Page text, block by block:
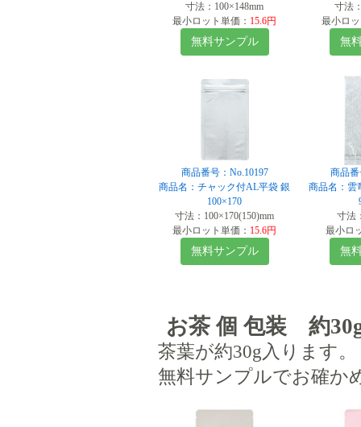
寸法：100×148mm
最小ロット単価： 15.6円
無料サンプル
寸法
最小ロ
無
商品番号：No.10197
商品名：チャック付AL平袋 銀
100×170
寸法：100×170(150)mm
最小ロット単価： 15.6円
無料サンプル
商品番
商品名：雲
寸法
最小ロ
無
お茶 個 包装 約
茶葉が約30g入ります。
無料サンプルでお確か